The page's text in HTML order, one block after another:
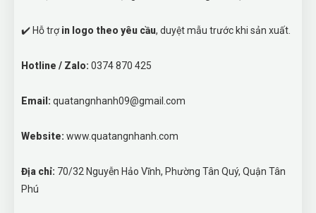
✔️ Hỗ trợin logo theo yêu cầu, duyệt mẫu trước khi sản xuất.
Hotline / Zalo: 0374 870 425
Email: quatangnhanh09@gmail.com
Website: www.quatangnhanh.com
Địa chỉ: 70/32 Nguyễn Hảo Vĩnh, Phường Tân Quý, Quận Tân
Phú